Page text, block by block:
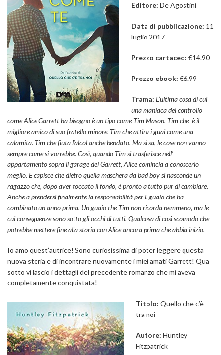
Editore: De Agostini
Data di pubblicazione: 11
luglio 2017
Prezzo cartaceo: €14.90
Prezzo ebook: €6.99
Trama: L’ultima cosa di cui
una maniaca del controllo
come Alice Garrett ha bisogno è un tipo come Tim Mason. Tim che è il
migliore amico di suo fratello minore. Tim che attira i guai come una
calamita. Tim che fiuta l’alcol anche bendato. Ma si sa, le cose non vanno
sempre come si vorrebbe. Così, quando Tim si trasferisce nell’
appartamento sopra il garage dei Garrett, Alice comincia a conoscerlo
meglio. E capisce che dietro quella maschera da bad boy si nasconde un
ragazzo che, dopo aver toccato il fondo, è pronto a tutto pur di cambiare.
Anche a prendersi finalmente la responsabilità per il guaio che ha
combinato un anno prima. Un guaio che Tim non ricorda nemmeno, ma le
cui conseguenze sono sotto gli occhi di tutti. Qualcosa di così scomodo che
potrebbe mettere fine alla storia con Alice ancora prima che abbia inizio.
Io amo quest’autrice! Sono curiosissima di poter leggere questa
nuova storia e di incontrare nuovamente i miei amati Garrett! Qua
sotto vi lascio i dettagli del precedente romanzo che mi aveva
completamente conquistata!
Titolo: Quello che c’è
tra noi
Autore: Huntley
Fitzpatrick